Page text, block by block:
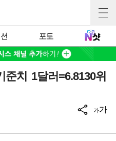
포토
치 1달러=6.8130위
가가